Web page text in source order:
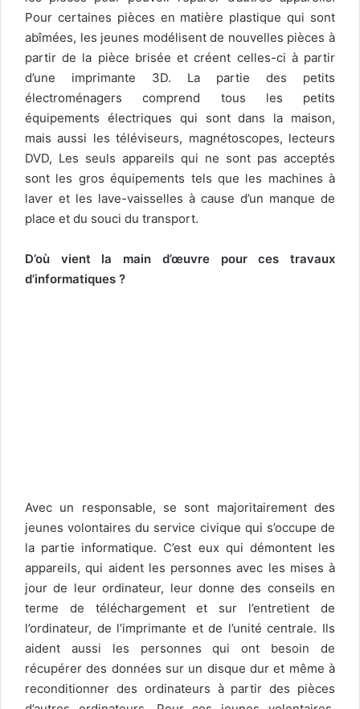
Pour certaines pièces en matière plastique qui sont
abîmées, les jeunes modélisent de nouvelles pièces à
partir de la pièce brisée et créent celles-ci à partir
d’une imprimante 3D. La partie des petits
électroménagers comprend tous les petits
équipements électriques qui sont dans la maison,
mais aussi les téléviseurs, magnétoscopes, lecteurs
DVD, Les seuls appareils qui ne sont pas acceptés
sont les gros équipements tels que les machines à
laver et les lave-vaisselles à cause d’un manque de
place et du souci du transport.
D’où vient la main d’œuvre pour ces travaux
d’informatiques ?
Avec un responsable, se sont majoritairement des
jeunes volontaires du service civique qui s’occupe de
la partie informatique. C’est eux qui démontent les
appareils, qui aident les personnes avec les mises à
jour de leur ordinateur, leur donne des conseils en
terme de téléchargement et sur l’entretient de
l’ordinateur, de l’imprimante et de l’unité centrale. Ils
aident aussi les personnes qui ont besoin de
récupérer des données sur un disque dur et même à
reconditionner des ordinateurs à partir des pièces